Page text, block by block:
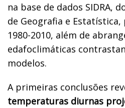
na base de dados SIDRA,
de Geografia e Estatística,
1980-2010, além de
edafoclimáticas
modelos.
A primeiras conclusões
temperaturas diurnas